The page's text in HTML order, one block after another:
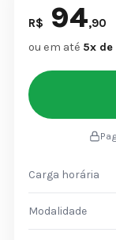
R$ 94,90
ou em até 5x de
Carga horária
Modalidade